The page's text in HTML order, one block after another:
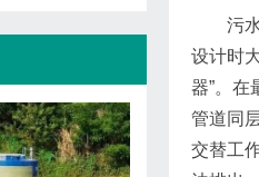
污
设计时
器”。在
管道同
交替工